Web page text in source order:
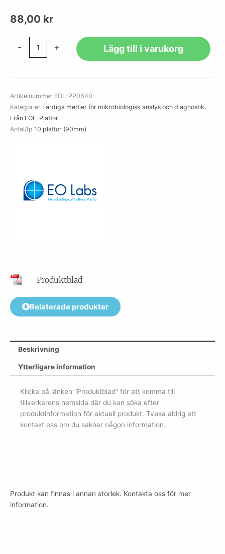
88,00 kr
- + Lägg till i varukorg
Artikelnummer EOL-PP0640
Kategorier Färdiga medier för mikrobiologisk analys och diagnostik,
Från EOL, Plattor
Antal/fp 10 plattor (90mm)
Produktblad
Relaterade produkter
Beskrivning
Ytterligare information
Klicka på länken ”Produktblad” för att komma till
tillverkarens hemsida där du kan söka efter
produktinformation för aktuell produkt. Tveka aldrig att
kontakt oss om du saknar någon information.
Produkt kan finnas i annan storlek. Kontakta oss för mer
information.